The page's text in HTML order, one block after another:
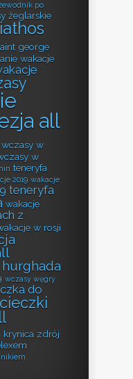
po
żeglarskie
george
wakacje
all
wczasy w
w
teneryfa
2019 wakacje
teneryfa
wakacje
z
w rosji
wczasy węgry
do
krynica zdrój